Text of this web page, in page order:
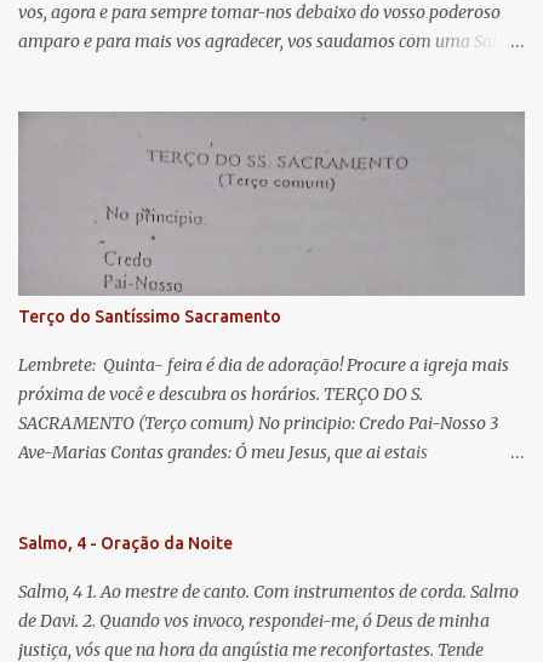
i
o
vos, agora e para sempre tomar-nos debaixo do vosso poderoso
amparo e para mais vos agradecer, vos saudamos com uma Salve
lágrimas. Eia, pois, Advogada nossa, estes vossos olhos
misericordiosos a nós volvei, e depois deste desterro, mostrai-nos
Jesus. Bendito é o fruto do vosso ventre, ó clemente, ó piedosa, ó
doce e sempre Virgem Maria. Rogai por nós Santa Mãe de Deus.
Para que sejamos dignos das promessas de Cristo. Amém.
Terço do Santíssimo Sacramento
Lembrete: Quinta- feira é dia de adoração! Procure a igreja mais
próxima de você e descubra os horários. TERÇO DO S.
SACRAMENTO (Terço comum) No principio: Credo Pai-Nosso 3
Ave-Marias Contas grandes: Ó meu Jesus, que ai estais
Vós morra eu! Nas contas pequenas: Sacramento de Amor!
que nos salva, dá-nos Vossa força, Vosso perdão e a Vossa
misericórdia. (no fim) Rezar 3 vezes: Louvores e graças se deem a
cada momento ao Santíssimo e Diviníssimo Sacramento.
Salmo, 4 - Oração da Noite
Salmo, 4 1. Ao mestre de canto. Com instrumentos de corda. Salmo
de Davi. 2. Quando vos invoco, respondei-me, ó Deus de minha
justiça, vós que na hora da angústia me reconfortastes. Tende